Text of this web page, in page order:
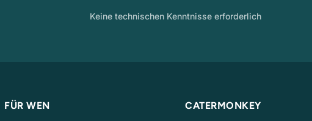
Keine technischen Kenntnisse erforderlich
FÜR WEN CATERMONKEY